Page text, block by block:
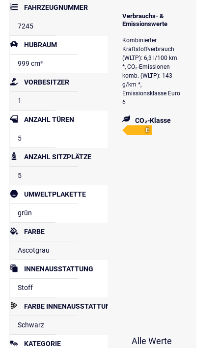
FAHRZEUGNUMMER
7245
HUBRAUM
999 cm³
VORBESITZER
1
ANZAHL TÜREN
5
ANZAHL SITZPLÄTZE
5
UMWELTPLAKETTE
grün
FARBE
Ascotgrau
INNENAUSSTATTUNG
Stoff
FARBE INNENAUSSTATTUNG
Schwarz
KATEGORIE
Verbrauchs- &
Emissionswerte
Kombinierter
Kraftstoffverbrauch
(WLTP): 6,3 l/100 km
*, CO₂-Emissionen
komb. (WLTP): 143
g/km *,
Emissionsklasse Euro
6
CO₂-Klasse
E
Alle Werte